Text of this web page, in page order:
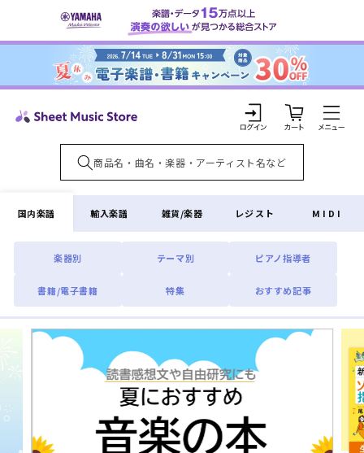
ンツに
ロ
グ
イ
ン
カ
ー
ト
国内楽譜
楽器別 テーマ別 ピアノ指導者
書籍/電子書籍 特集 おすすめ記事
輸入楽譜 雑貨/楽器 レジスト MIDI